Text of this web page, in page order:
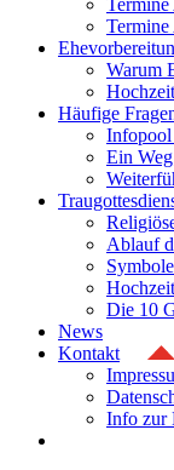
Termine
Warum
Häufige
Ein
Ablauf
Die 10
News
Kontakt
Info zur